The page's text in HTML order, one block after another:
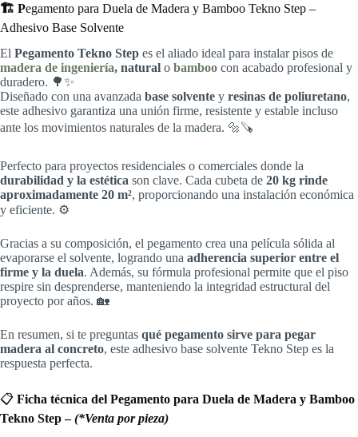
🏗️ Pegamento para Duela de Madera y Bamboo Tekno Step –
Adhesivo Base Solvente
El Pegamento Tekno Step es el aliado ideal para instalar pisos de
madera de ingeniería, natural o bamboo con acabado profesional y
duradero. 🌳✨
Diseñado con una avanzada base solvente y resinas de poliuretano,
este adhesivo garantiza una unión firme, resistente y estable incluso
ante los movimientos naturales de la madera. 🔩🪚
Perfecto para proyectos residenciales o comerciales donde la
durabilidad y la estética son clave. Cada cubeta de 20 kg rinde
aproximadamente 20 m², proporcionando una instalación económica
y eficiente. ⚙️
Gracias a su composición, el pegamento crea una película sólida al
evaporarse el solvente, logrando una adherencia superior entre el
firme y la duela. Además, su fórmula profesional permite que el piso
respire sin desprenderse, manteniendo la integridad estructural del
proyecto por años. 🏡
En resumen, si te preguntas qué pegamento sirve para pegar
madera al concreto, este adhesivo base solvente Tekno Step es la
respuesta perfecta.
📋 Ficha técnica del Pegamento para Duela de Madera y Bamboo
Tekno Step –(*Venta por pieza)